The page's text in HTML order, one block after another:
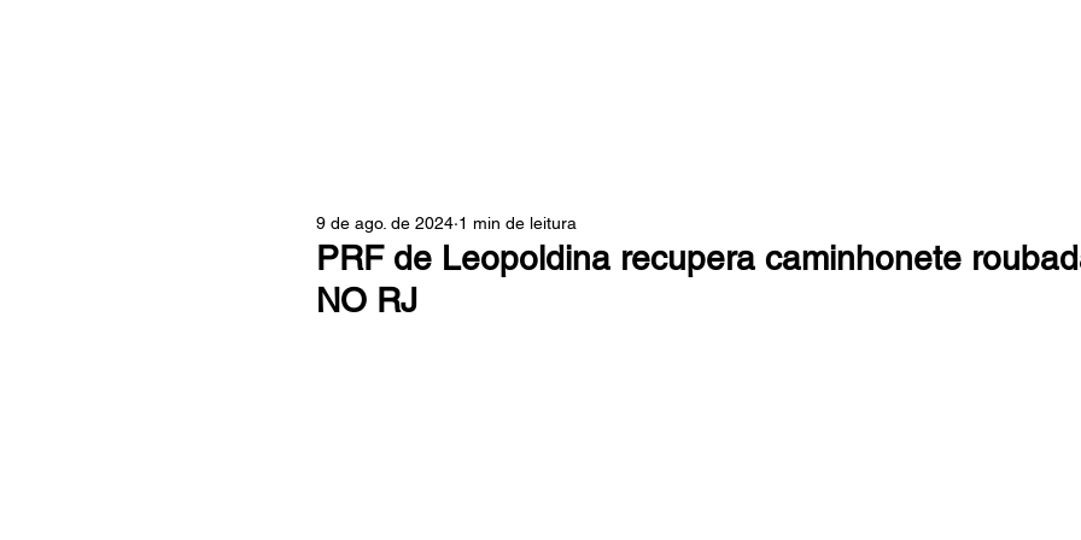
PRF de Leopoldina recupera caminhonete
NO RJ
9 de ago. de 2024 1 min de leitura